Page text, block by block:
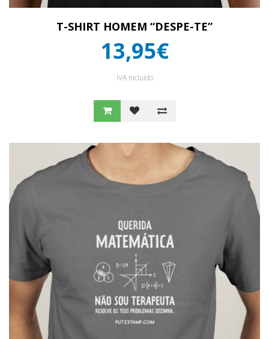
T-SHIRT HOMEM “DESPE-TE”
13,95€
IVA Incluído